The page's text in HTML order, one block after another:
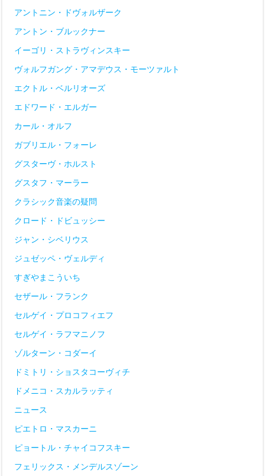
アントニン・ドヴォルザーク
アントン・ブルックナー
イーゴリ・ストラヴィンスキー
ヴォルフガング・アマデウス・モーツァルト
エクトル・ベルリオーズ
エドワード・エルガー
カール・オルフ
ガブリエル・フォーレ
グスターヴ・ホルスト
グスタフ・マーラー
クラシック音楽の疑問
クロード・ドビュッシー
ジャン・シベリウス
ジュゼッペ・ヴェルディ
すぎやまこういち
セザール・フランク
セルゲイ・プロコフィエフ
セルゲイ・ラフマニノフ
ゾルターン・コダーイ
ドミトリ・ショスタコーヴィチ
ドメニコ・スカルラッティ
ニュース
ピエトロ・マスカーニ
ピョートル・チャイコフスキー
フェリックス・メンデルスゾーン